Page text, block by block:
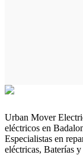
Urban Mover
eléctricos en
Especialistas en
eléctricas, Baterías